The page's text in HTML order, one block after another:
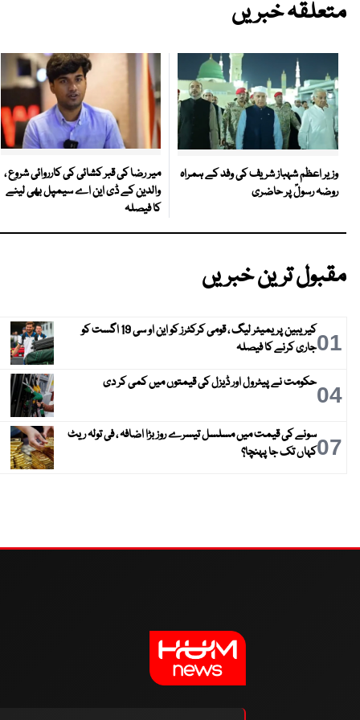
متعلقہ خبریں
وزیر اعظم شہباز شریف کی وفد کے ہمراہ
روضہ رسولؐ پر حاضری
میر رضا کی قبر کشائی کی کارروائی شروع ،
والدین کے ڈی این اے سیمپل بھی لینے
کا فیصلہ
مقبول ترین خبریں
01
کیریبین پریمیئر لیگ ، قومی کرکٹرز کو این او سی 19 اگست کو
جاری کرنے کا فیصلہ
04حکومت نے پیٹرول اور ڈیزل کی قیمتوں میں کمی کر دی
07سونے کی قیمت میں مسلسل تیسرے روز بڑا اضافہ ، فی تولہ ریٹ
کہاں تک جا پہنچا؟